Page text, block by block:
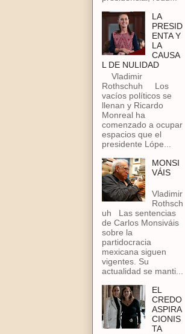
LA
PRESID
ENTA Y
LA
CAUSA
L DE NULIDAD
Vladimir
Rothschuh Los
vacíos políticos se
llenan y Ricardo
Monreal ha
comenzado a ocupar
espacios que el
presidente Lópe...
MONSI
VÁIS
Vladimir
Rothsch
uh Las sentencias
de Carlos Monsiváis
sobre la
partidocracia
mexicana siguen
vigentes. Su
actualidad se manti...
EL
CREDO
ASPIRA
CIONIS
TA